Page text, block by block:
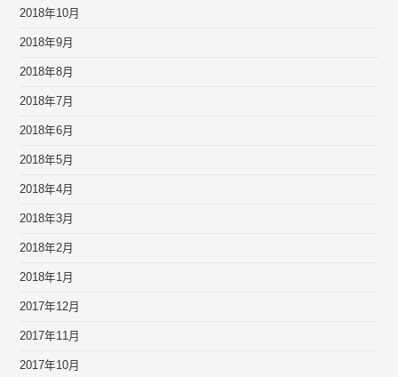
2018年10月
2018年9月
2018年8月
2018年7月
2018年6月
2018年5月
2018年4月
2018年3月
2018年2月
2018年1月
2017年12月
2017年11月
2017年10月